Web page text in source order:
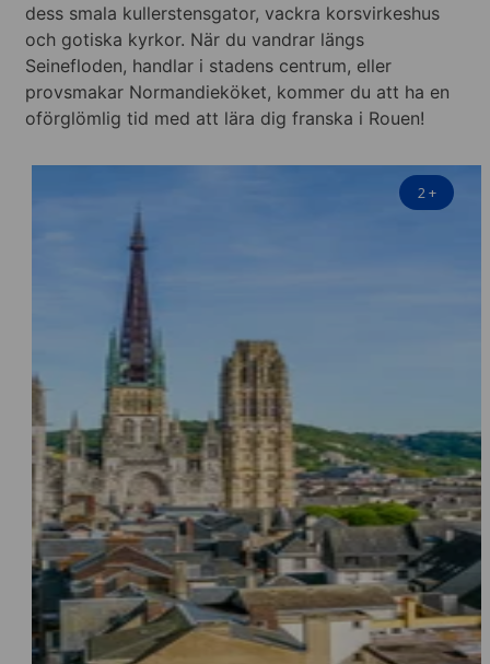
dess smala kullerstensgator, vackra korsvirkeshus
och gotiska kyrkor. När du vandrar längs
Seinefloden, handlar i stadens centrum, eller
provsmakar Normandieköket, kommer du att ha en
oförglömlig tid med att lära dig franska i Rouen!
2+